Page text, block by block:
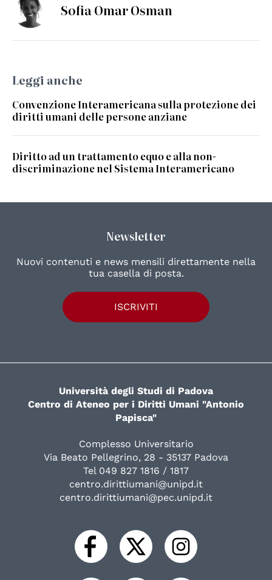
Sofia Omar Osman
Leggi anche
Convenzione Interamericana sulla protezione dei
diritti umani delle persone anziane
Diritto ad un trattamento equo e alla non-
discriminazione nel Sistema Interamericano
Newsletter
Nuovi contenuti e news mensili direttamente nella
tua casella di posta.
ISCRIVITI
Università degli Studi di Padova
Centro di Ateneo per i Diritti Umani "Antonio
Papisca"
Complesso Universitario
Via Beato Pellegrino, 28 - 35137 Padova
Tel 049 827 1816 / 1817
centro.dirittiumani@unipd.it
centro.dirittiumani@pec.unipd.it